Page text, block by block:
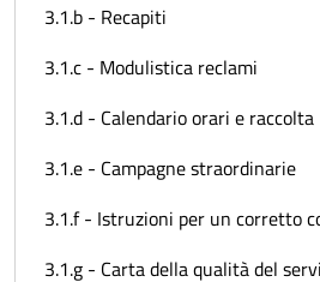
3.1.b - Recapiti
3.1.c - Modulistica reclami
3.1.d - Calendario orari e raccolta
3.1.e - Campagne straordinarie
3.1.f - Istruzioni per un corretto
3.1.g - Carta della qualità del